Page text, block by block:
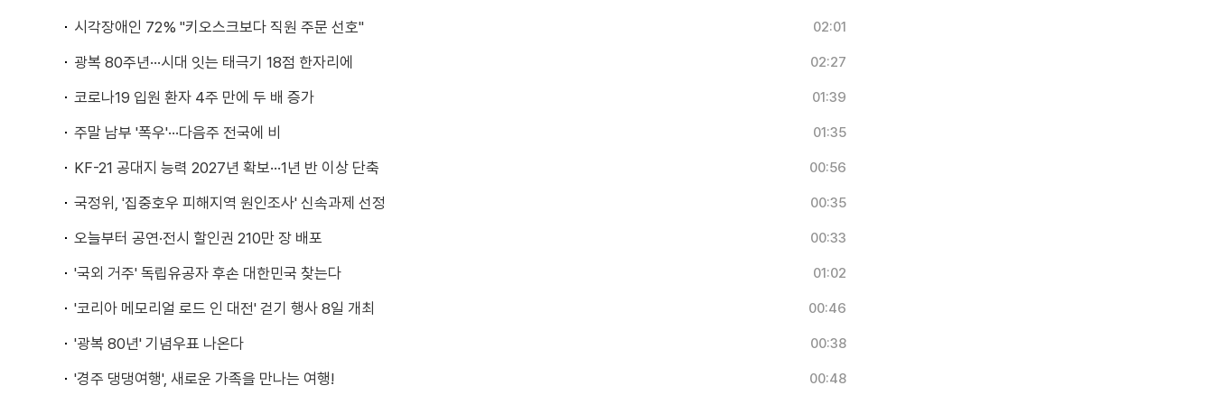
시각장애인 72% "키오스크보다 직원 주문 선호"
02:01
광복 80주년···시대 잇는 태극기 18점 한자리에 02:27
코로나19 입원 환자 4주 만에 두 배 증가 01:39
주말 남부 '폭우'···다음주 전국에 비 01:35
KF-21 공대지 능력 2027년 확보···1년 반 이상 단축 00:56
국정위, '집중호우 피해지역 원인조사' 신속과제 선정 00:35
오늘부터 공연·전시 할인권 210만 장 배포 00:33
'국외 거주' 독립유공자 후손 대한민국 찾는다 01:02
'코리아 메모리얼 로드 인 대전' 걷기 행사 8일 개최 00:46
'광복 80년' 기념우표 나온다 00:38
'경주 댕댕여행', 새로운 가족을 만나는 여행! 00:48